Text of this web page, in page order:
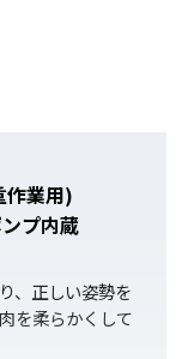
作業用)
プ内蔵
、正しい姿勢を
を柔らかくして